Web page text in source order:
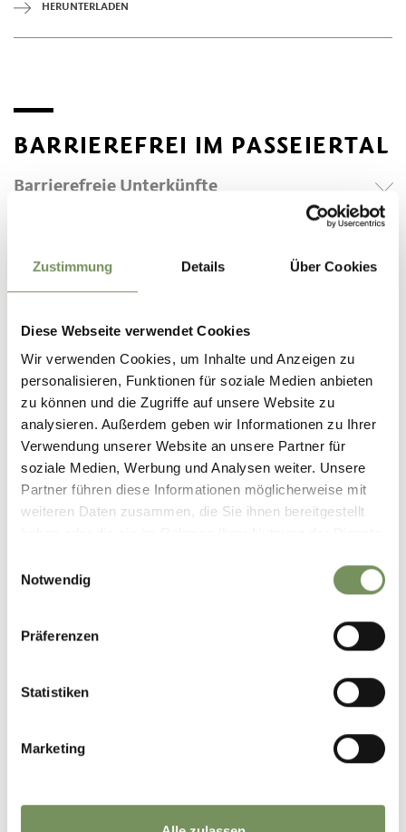
Zustimmung Details Über Cookies
Diese Webseite verwendet Cookies
Wir verwenden Cookies, um Inhalte und Anzeigen zu
personalisieren, Funktionen für soziale Medien anbieten
zu können und die Zugriffe auf unsere Website zu
analysieren. Außerdem geben wir Informationen zu Ihrer
Verwendung unserer Website an unsere Partner für
soziale Medien, Werbung und Analysen weiter. Unsere
Partner führen diese Informationen möglicherweise mit
weiteren Daten zusammen, die Sie ihnen bereitgestellt
Notwendig
Präferenzen
Statistiken
Marketing
HERUNTERLADEN
BARRIEREFREI IM PASSEIERTAL
Barrierefreie Unterkünfte
Museum Passeier
Barrierefreie Naturerlebnisse
Wanderung zur Flecknerhütte
Pflegedienst
Dialysezentrum
Verleih von Hilfsmitteln
Barrierefreie Taxis